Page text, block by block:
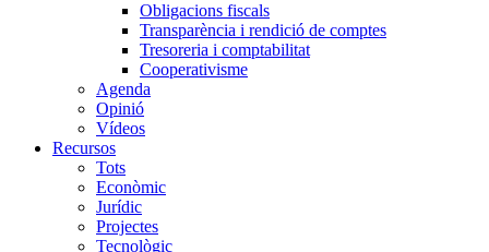
Obligacions fiscals
Transparència i rendició de comptes
Tresoreria i comptabilitat
Cooperativisme
Agenda
Opinió
Vídeos
Recursos
Tots
Econòmic
Jurídic
Projectes
Tecnològic